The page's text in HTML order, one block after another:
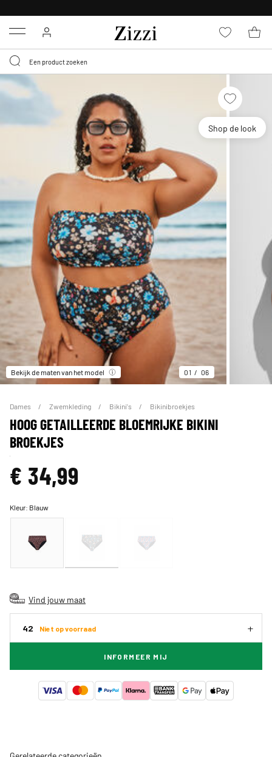
Menu
Shop de look
Bekijk de maten van het model 01 06
Dames Zwemkleding Bikini's Bikinibroekjes
HOOG GETAILLEERDE BLOEMRIJKE BIKINI
BROEKJES
€ 34,99
Kleur: Blauw
Vind jouw maat
42 Niet op voorraad
INFORMEER MIJ